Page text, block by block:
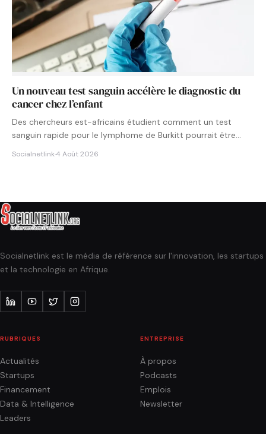
Un nouveau test sanguin accélère le diagnostic du
cancer chez l’enfant
Des chercheurs est-africains étudient comment un test
sanguin rapide pour le lymphome de Burkitt pourrait être
Socialnetlink·4 Août 2026
Socialnetlink est le média de référence sur l'innovation, les startups
et la technologie en Afrique.
RUBRIQUES
Actualités
Startups
Financement
Data & Intelligence
Leaders
ENTREPRISE
À propos
Podcasts
Emplois
Newsletter